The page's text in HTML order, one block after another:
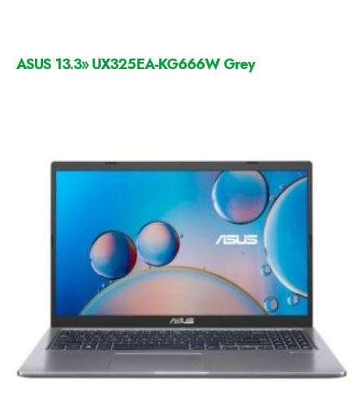
ASUS 13.3» UX325EA-KG666W Grey